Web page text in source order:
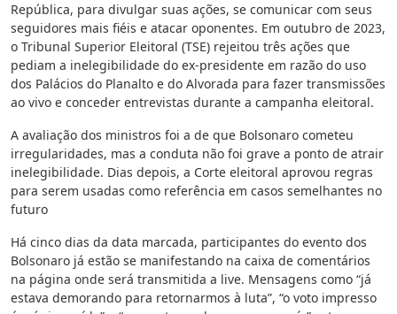
República, para divulgar suas ações, se comunicar com seus
seguidores mais fiéis e atacar oponentes. Em outubro de 2023,
o Tribunal Superior Eleitoral (TSE) rejeitou três ações que
pediam a inelegibilidade do ex-presidente em razão do uso
dos Palácios do Planalto e do Alvorada para fazer transmissões
ao vivo e conceder entrevistas durante a campanha eleitoral.
A avaliação dos ministros foi a de que Bolsonaro cometeu
irregularidades, mas a conduta não foi grave a ponto de atrair
inelegibilidade. Dias depois, a Corte eleitoral aprovou regras
para serem usadas como referência em casos semelhantes no
futuro
Há cinco dias da data marcada, participantes do evento dos
Bolsonaro já estão se manifestando na caixa de comentários
na página onde será transmitida a live. Mensagens como “já
estava demorando para retornarmos à luta”, “o voto impresso